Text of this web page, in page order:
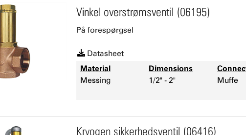
Vinkel overstrømsventil (06195)
På forespørgsel
Datasheet
Material
Messing
Dimensions
1/2" - 2"
Muffe
Kryogen sikkerhedsventil (06416)